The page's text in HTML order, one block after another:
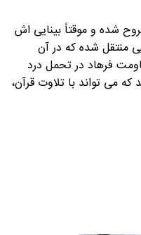
شده و موقتاً بینایی اش
منتقل شده که در آن
فرهاد در تحمل درد
می تواند با تلاوت قرآن،